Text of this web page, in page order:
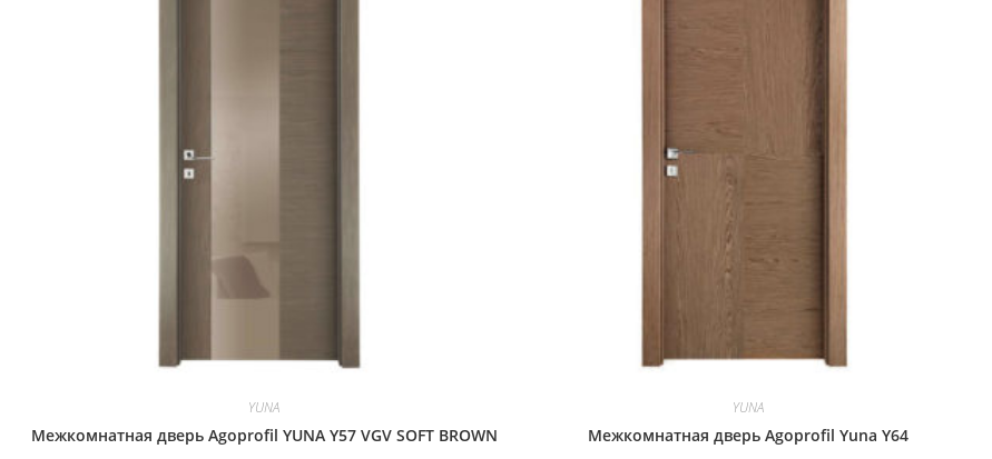
YUNA
Межкомнатная дверь Agoprofil YUNA Y57 VGV SOFT BROWN
YUNA
Межкомнатная дверь Agoprofil Yuna Y64